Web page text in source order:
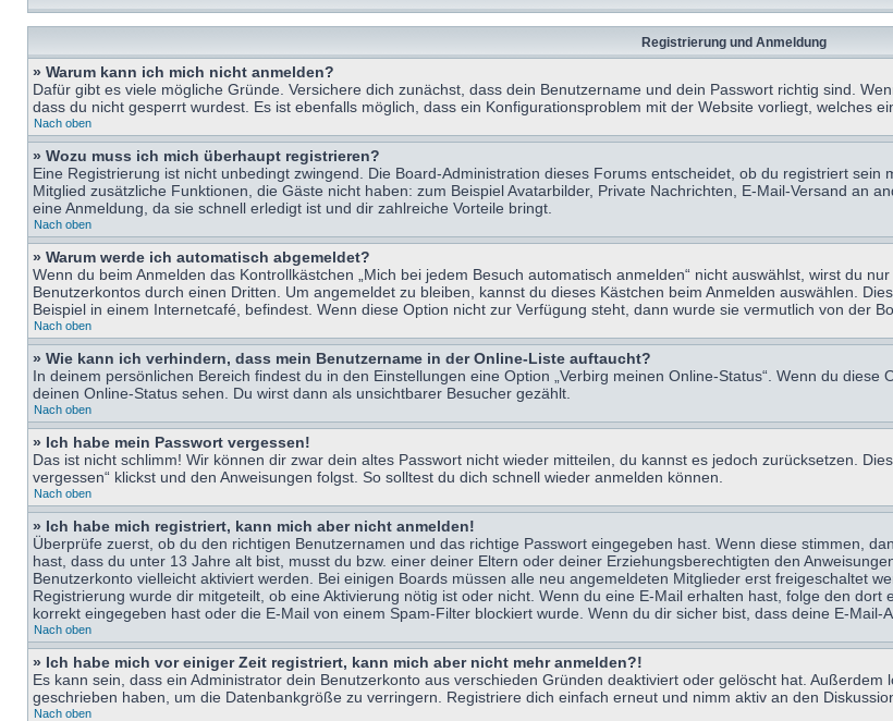
Registrierung und Anmeldung
» Warum kann ich mich nicht anmelden?
Dafür gibt es viele mögliche Gründe. Versichere dich zunächst, dass dein Benutzername und dein Passwort richtig sind.
dass du nicht gesperrt wurdest. Es ist ebenfalls möglich, dass ein Konfigurationsproblem mit der Website vorliegt, welches
Nach oben
» Wozu muss ich mich überhaupt registrieren?
Eine Registrierung ist nicht unbedingt zwingend. Die Board-Administration dieses Forums entscheidet, ob du registriert
Mitglied zusätzliche Funktionen, die Gäste nicht haben: zum Beispiel Avatarbilder, Private Nachrichten, E-Mail-Versand an
eine Anmeldung, da sie schnell erledigt ist und dir zahlreiche Vorteile bringt.
Nach oben
» Warum werde ich automatisch abgemeldet?
Wenn du beim Anmelden das Kontrollkästchen „Mich bei jedem Besuch automatisch anmelden“ nicht auswählst, wirst du
Benutzerkontos durch einen Dritten. Um angemeldet zu bleiben, kannst du dieses Kästchen beim Anmelden auswählen.
Beispiel in einem Internetcafé, befindest. Wenn diese Option nicht zur Verfügung steht, dann wurde sie vermutlich von der
Nach oben
» Wie kann ich verhindern, dass mein Benutzername in der Online-Liste auftaucht?
In deinem persönlichen Bereich findest du in den Einstellungen eine Option „Verbirg meinen Online-Status“. Wenn du
deinen Online-Status sehen. Du wirst dann als unsichtbarer Besucher gezählt.
Nach oben
» Ich habe mein Passwort vergessen!
Das ist nicht schlimm! Wir können dir zwar dein altes Passwort nicht wieder mitteilen, du kannst es jedoch zurücksetzen.
vergessen“ klickst und den Anweisungen folgst. So solltest du dich schnell wieder anmelden können.
Nach oben
» Ich habe mich registriert, kann mich aber nicht anmelden!
Überprüfe zuerst, ob du den richtigen Benutzernamen und das richtige Passwort eingegeben hast. Wenn diese stimmen,
hast, dass du unter 13 Jahre alt bist, musst du bzw. einer deiner Eltern oder deiner Erziehungsberechtigten den
Benutzerkonto vielleicht aktiviert werden. Bei einigen Boards müssen alle neu angemeldeten Mitglieder erst freigeschaltet
Registrierung wurde dir mitgeteilt, ob eine Aktivierung nötig ist oder nicht. Wenn du eine E-Mail erhalten hast, folge den
korrekt eingegeben hast oder die E-Mail von einem Spam-Filter blockiert wurde. Wenn du dir sicher bist, dass deine E-
Nach oben
» Ich habe mich vor einiger Zeit registriert, kann mich aber nicht mehr anmelden?!
Es kann sein, dass ein Administrator dein Benutzerkonto aus verschieden Gründen deaktiviert oder gelöscht hat.
geschrieben haben, um die Datenbankgröße zu verringern. Registriere dich einfach erneut und nimm aktiv an den
Nach oben